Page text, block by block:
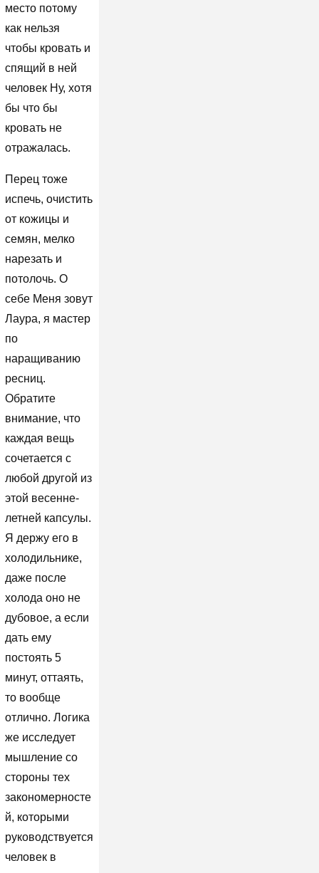
место потому
как нельзя
чтобы кровать и
спящий в ней
человек Ну, хотя
бы что бы
кровать не
отражалась.
Перец тоже
испечь, очистить
от кожицы и
семян, мелко
нарезать и
потолочь. О
себе Меня зовут
Лаура, я мастер
по
наращиванию
ресниц.
Обратите
внимание, что
каждая вещь
сочетается с
любой другой из
этой весенне-
летней капсулы.
Я держу его в
холодильнике,
даже после
холода оно не
дубовое, а если
дать ему
постоять 5
минут, оттаять,
то вообще
отлично. Логика
же исследует
мышление со
стороны тех
закономерносте
й, которыми
руководствуется
человек в